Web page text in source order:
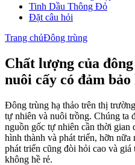
Tinh Dầu Thông Đỏ
Đặt câu hỏi
Trang chủĐông trùng
Chất lượng của
nuôi cấy có đảm bảo
Đông trùng hạ thảo trên thị
tự nhiên và nuôi trồng. Chúng ta
nguồn gốc tự nhiên cần thời gian
hình thành và phát triển, hỡn
phát triển cũng đòi hỏi cao và
không hề rẻ.